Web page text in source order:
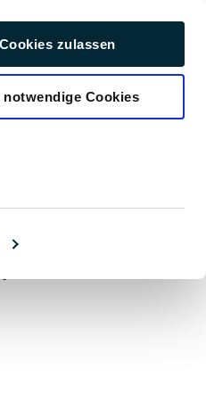
Cookies zulassen
notwendige Cookies